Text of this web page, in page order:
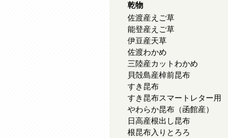
乾物
佐渡産えご草
能登産えご草
伊豆産天草
佐渡わかめ
三陸産カットわかめ
貝殻島産棹前昆布
すき昆布
すき昆布スマートレター用
やわらか昆布（函館産）
日高産根出し昆布
根昆布入りとろろ